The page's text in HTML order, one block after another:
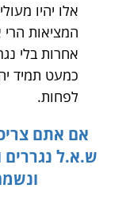
אלו יהיו
המציאות הרי
אחרות בלי
כמעט תמיד
לפחות.
אם אתם
ש.א.ל נגררים